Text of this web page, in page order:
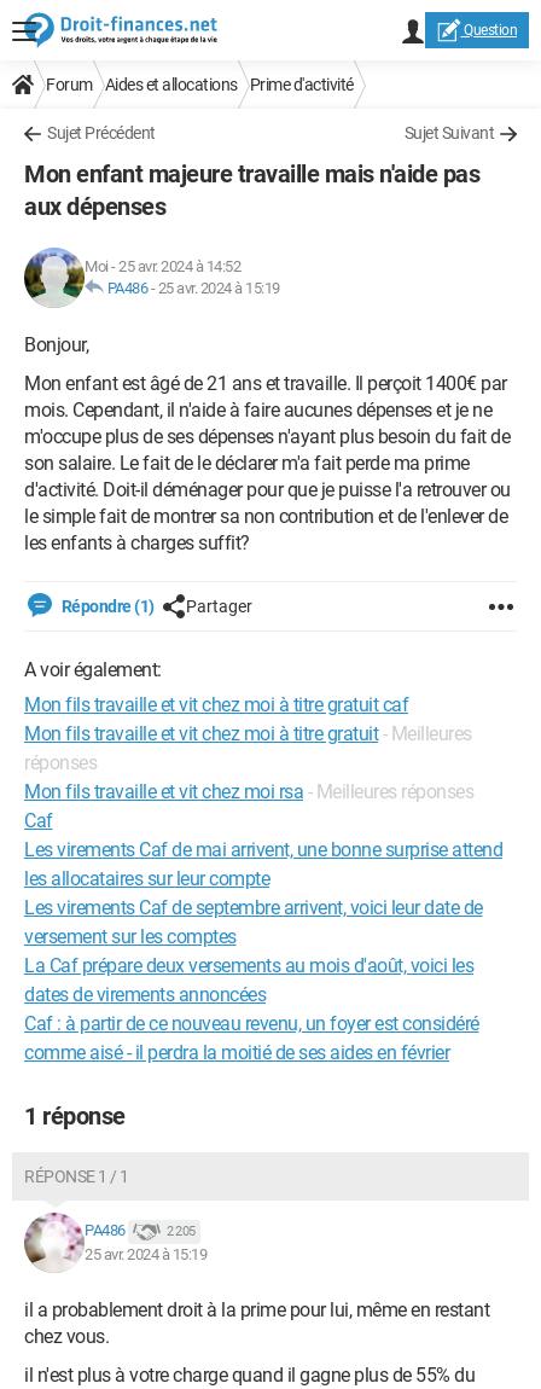
Question
Forum Aides et allocations Prime d'activité
Sujet Précédent Sujet Suivant
Mon enfant majeure travaille mais n'aide pas
aux dépenses
Moi -25 avr. 2024 à 14:52
PA486-25 avr. 2024 à 15:19
Bonjour,
Mon enfant est âgé de 21 ans et travaille. Il perçoit 1400€ par
mois. Cependant, il n'aide à faire aucunes dépenses et je ne
m'occupe plus de ses dépenses n'ayant plus besoin du fait de
son salaire. Le fait de le déclarer m'a fait perde ma prime
d'activité. Doit-il déménager pour que je puisse l'a retrouver ou
le simple fait de montrer sa non contribution et de l'enlever de
les enfants à charges suffit?
Répondre (1) Partager
A voir également:
Mon fils travaille et vit chez moi à titre gratuit caf
Mon fils travaille et vit chez moi à titre gratuit - Meilleures
réponses
Mon fils travaille et vit chez moi rsa - Meilleures réponses
Caf
Les virements Caf de mai arrivent, une bonne surprise attend
les allocataires sur leur compte
Les virements Caf de septembre arrivent, voici leur date de
versement sur les comptes
La Caf prépare deux versements au mois d'août, voici les
dates de virements annoncées
Caf : à partir de ce nouveau revenu, un foyer est considéré
comme aisé - il perdra la moitié de ses aides en février
1 réponse
RÉPONSE 1 / 1
PA486 2 205
25 avr. 2024 à 15:19
il a probablement droit à la prime pour lui, même en restant
chez vous.
il n'est plus à votre charge quand il gagne plus de 55% du